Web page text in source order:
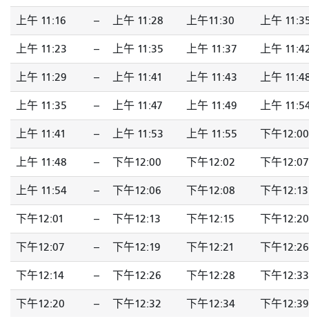
上午 11:16 -- 上午 11:28 上午11:30 上午
上午 11:23 -- 上午 11:35 上午 11:37 上午
上午 11:29 -- 上午 11:41 上午 11:43 上午
上午 11:35 -- 上午 11:47 上午 11:49 上午
上午 11:41 -- 上午 11:53 上午 11:55 下午12:00
上午 11:48 -- 下午12:00 下午12:02 下午12:07
上午 11:54 -- 下午12:06 下午12:08 下午12:13
下午12:01 -- 下午12:13 下午12:15 下午12:20
下午12:07 -- 下午12:19 下午12:21 下午12:26
下午12:14 -- 下午12:26 下午12:28 下午12:33
下午12:20 -- 下午12:32 下午12:34 下午12:39